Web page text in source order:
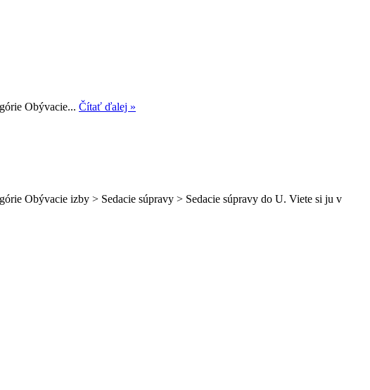
Obývacie... Čítať ďalej »
Obývacie izby > Sedacie súpravy > Sedacie súpravy do U. Viete si ju v